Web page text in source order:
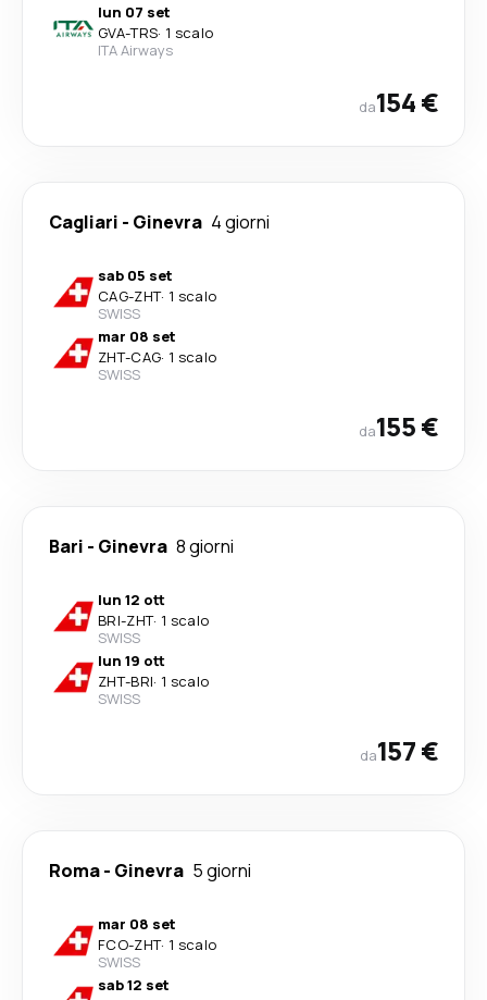
lun 07 set
GVA-TRS· 1 scalo
ITA Airways
da154 €
Cagliari - Ginevra 4 giorni
sab 05 set
CAG-ZHT· 1 scalo
SWISS
mar 08 set
ZHT-CAG· 1 scalo
SWISS
da155 €
Bari - Ginevra 8 giorni
lun 12 ott
BRI-ZHT· 1 scalo
SWISS
lun 19 ott
ZHT-BRI· 1 scalo
SWISS
da157 €
Roma- Ginevra 5 giorni
mar 08 set
FCO-ZHT· 1 scalo
SWISS
sab 12 set